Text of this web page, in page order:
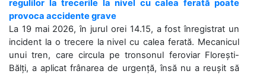
regulilor la trecerile la nivel cu calea ferată poate
provoca accidente grave
La 19 mai 2026, în jurul orei 14.15, a fost înregistrat un
incident la o trecere la nivel cu calea ferată. Mecanicul
unui tren, care circula pe tronsonul feroviar Florești-
Bălți, a aplicat frânarea de urgență, însă nu a reușit să